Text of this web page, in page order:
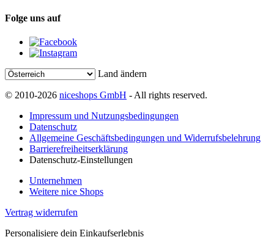
Folge uns auf
Land ändern
© 2010-2026 niceshops GmbH - All rights reserved.
Impressum und Nutzungsbedingungen
Datenschutz
Allgemeine Geschäftsbedingungen und Widerrufsbelehrung
Barrierefreiheitserklärung
Datenschutz-Einstellungen
Unternehmen
Weitere nice Shops
Vertrag widerrufen
Personalisiere dein Einkaufserlebnis